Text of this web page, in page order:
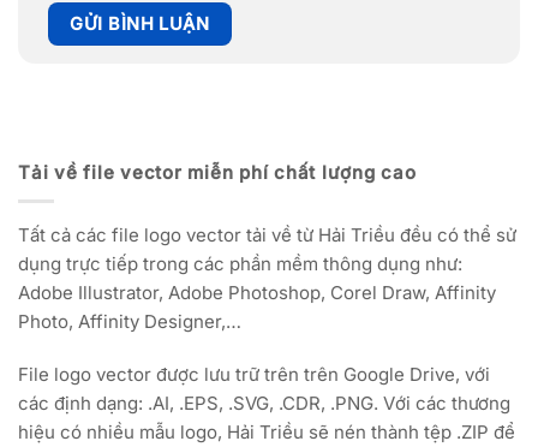
Tải về file vector miễn phí chất lượng cao
Tất cả các file logo vector tải về từ Hải Triều đều có thể sử
dụng trực tiếp trong các phần mềm thông dụng như:
Adobe Illustrator, Adobe Photoshop, Corel Draw, Affinity
Photo, Affinity Designer,…
File logo vector được lưu trữ trên trên Google Drive, với
các định dạng: .AI, .EPS, .SVG, .CDR, .PNG. Với các thương
hiệu có nhiều mẫu logo, Hải Triều sẽ nén thành tệp .ZIP để